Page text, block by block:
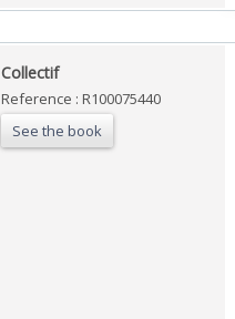
‎Collectif‎
Reference : R100075440
See the book